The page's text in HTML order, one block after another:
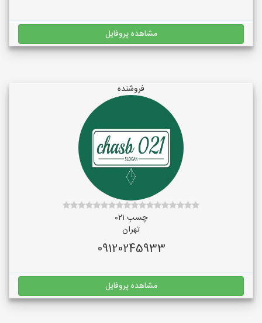
مشاهده پروفایل
فروشنده
چسب ۰۲۱
تهران
09120245933
مشاهده پروفایل